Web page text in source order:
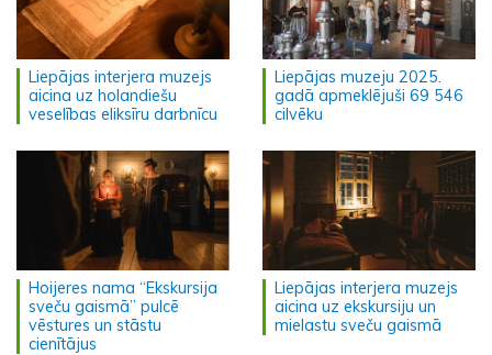
Liepājas interjera muzejs
aicina uz holandiešu
veselības eliksīru darbnīcu
Liepājas muzeju 2025.
gadā apmeklējuši 69 546
cilvēku
Hoijeres nama “Ekskursija
sveču gaismā” pulcē
vēstures un stāstu
cienītājus
Liepājas interjera muzejs
aicina uz ekskursiju un
mielastu sveču gaismā